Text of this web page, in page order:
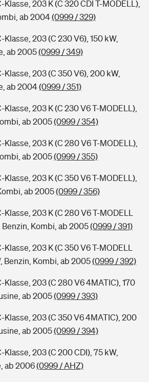
203 K (C 320 CDI T-MODELL),
ab 2004(0999 / 329)
203 (C 230 V6), 150 kW,
ab 2005(0999 / 349)
203 (C 350 V6), 200 kW,
ab 2004(0999 / 351)
203 K (C 230 V6 T-MODELL),
ab 2005(0999 / 354)
203 K (C 280 V6 T-MODELL),
ab 2005(0999 / 355)
203 K (C 350 V6 T-MODELL),
ab 2005(0999 / 356)
203 K (C 280 V6 T-MODELL
Benzin, Kombi, ab 2005(0999 / 391)
203 K (C 350 V6 T-MODELL
Benzin, Kombi, ab 2005(0999 / 392)
Klasse, 203 (C 280 V6 4MATIC), 170
ab 2005(0999 / 393)
Klasse, 203 (C 350 V6 4MATIC), 200
ab 2005(0999 / 394)
203 (C 200 CDI), 75 kW,
ab 2006(0999 / AHZ)